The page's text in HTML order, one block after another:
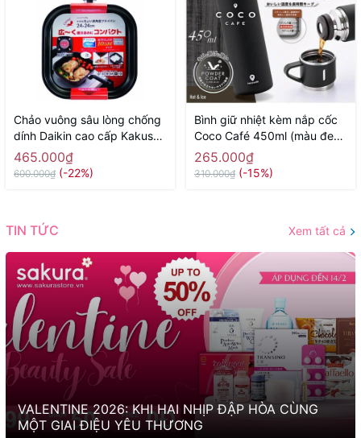
Chảo vuông sâu lòng chống
dính Daikin cao cấp Kakusee
- size 24cm, màu đỏ - Hàng
Nhật nội địaa
465.000₫
600.000₫ (-22%)
Bình giữ nhiệt kèm nắp cốc
Coco Café 450ml (màu đen)
- Hàng Nhật nội địa
265.000₫
310.000₫ (-15%)
TIN TỨC Xem tất cả
VALENTINE 2026: KHI HAI NHỊP ĐẬP HÒA CÙNG
MỘT GIAI ĐIỆU YÊU THƯƠNG